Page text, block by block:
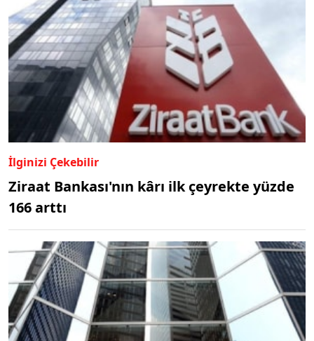
İlginizi Çekebilir
Ziraat Bankası'nın kârı ilk çeyrekte yüzde
166 arttı